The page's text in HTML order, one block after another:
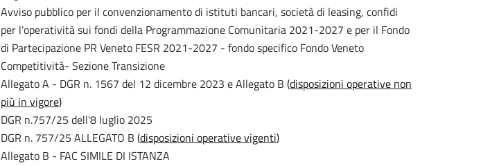
Avviso pubblico per il convenzionamento di istituti bancari, società di leasing, confidi
per l’operatività sui fondi della Programmazione Comunitaria 2021-2027 e per il Fondo
di Partecipazione PR Veneto FESR 2021-2027 - fondo specifico Fondo Veneto
Competitività- Sezione Transizione
Allegato A - DGR n. 1567 del 12 dicembre 2023 e Allegato B (disposizioni operative non
più in vigore)
DGR n.757/25 dell'8 luglio 2025
DGR n. 757/25 ALLEGATO B (disposizioni operative vigenti)
Allegato B - FAC SIMILE DI ISTANZA